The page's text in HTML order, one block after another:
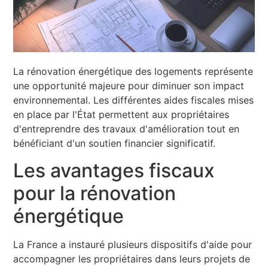
La rénovation énergétique des logements représente
une opportunité majeure pour diminuer son impact
environnemental. Les différentes aides fiscales mises
en place par l'État permettent aux propriétaires
d'entreprendre des travaux d'amélioration tout en
bénéficiant d'un soutien financier significatif.
Les avantages fiscaux
pour la rénovation
énergétique
La France a instauré plusieurs dispositifs d'aide pour
accompagner les propriétaires dans leurs projets de